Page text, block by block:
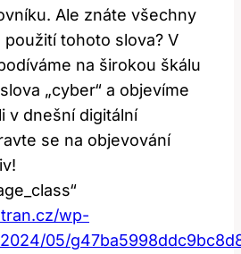
Ale znáte všechny
tohoto slova? V‍
na ​širokou ⁣škálu
„cyber“ a objevíme
v dnešní ​digitální
se ‌na objevování
wp-
05/